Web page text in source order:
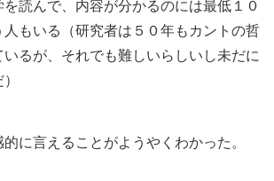
読んで、内容が分かるのには最低１０
もいる（研究者は５０年もカントの哲
るが、それでも難しいらしいし未だに
に言えることがようやくわかった。